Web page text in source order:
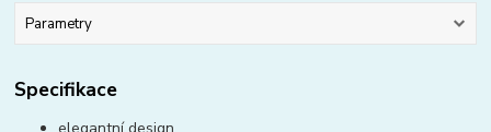
Parametry
Specifikace